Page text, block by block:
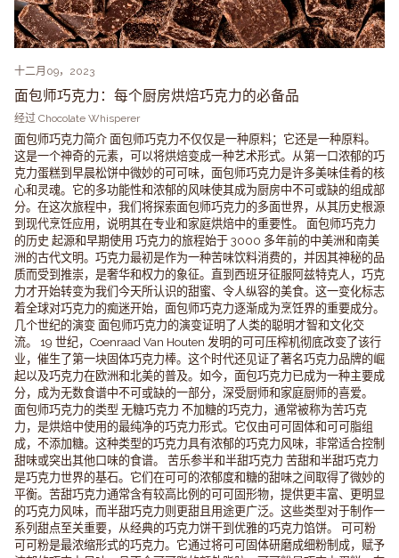
十二月09，2023
面包师巧克力：每个厨房烘焙巧克力的必备品
经过 Chocolate Whisperer
面包师巧克力简介 面包师巧克力不仅仅是一种原料；它还是一种原料。
这是一个神奇的元素，可以将烘焙变成一种艺术形式。从第一口浓郁的巧
克力蛋糕到早晨松饼中微妙的可可味，面包师巧克力是许多美味佳肴的核
心和灵魂。它的多功能性和浓郁的风味使其成为厨房中不可或缺的组成部
分。在这次旅程中，我们将探索面包师巧克力的多面世界，从其历史根源
到现代烹饪应用，说明其在专业和家庭烘焙中的重要性。 面包师巧克力
的历史 起源和早期使用 巧克力的旅程始于 3000 多年前的中美洲和南美
洲的古代文明。巧克力最初是作为一种苦味饮料消费的，并因其神秘的品
质而受到推崇，是奢华和权力的象征。直到西班牙征服阿兹特克人，巧克
力才开始转变为我们今天所认识的甜蜜、令人纵容的美食。这一变化标志
着全球对巧克力的痴迷开始，面包师巧克力逐渐成为烹饪界的重要成分。
几个世纪的演变 面包师巧克力的演变证明了人类的聪明才智和文化交
流。 19 世纪，Coenraad Van Houten 发明的可可压榨机彻底改变了该行
业，催生了第一块固体巧克力棒。这个时代还见证了著名巧克力品牌的崛
起以及巧克力在欧洲和北美的普及。如今，面包巧克力已成为一种主要成
分，成为无数食谱中不可或缺的一部分，深受厨师和家庭厨师的喜爱。
面包师巧克力的类型 无糖巧克力 不加糖的巧克力，通常被称为苦巧克
力，是烘焙中使用的最纯净的巧克力形式。它仅由可可固体和可可脂组
成，不添加糖。这种类型的巧克力具有浓郁的巧克力风味，非常适合控制
甜味或突出其他口味的食谱。 苦乐参半和半甜巧克力 苦甜和半甜巧克力
是巧克力世界的基石。它们在可可的浓郁度和糖的甜味之间取得了微妙的
平衡。苦甜巧克力通常含有较高比例的可可固形物，提供更丰富、更明显
的巧克力风味，而半甜巧克力则更甜且用途更广泛。这些类型对于制作一
系列甜点至关重要，从经典的巧克力饼干到优雅的巧克力馅饼。 可可粉
可可粉是最浓缩形式的巧克力。它通过将可可固体研磨成细粉制成，赋予